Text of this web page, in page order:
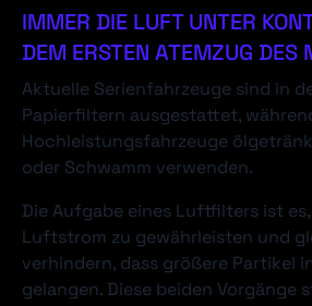
IMMER DIE LUFT UNTER
DEM ERSTEN ATEMZUG DES
Aktuelle Serienfahrzeuge sind in
Papierfiltern ausgestattet,
Hochleistungsfahrzeuge
oder Schwamm verwenden.
Die Aufgabe eines Luftfilters ist
Luftstrom zu gewährleisten und
verhindern, dass größere Partikel
gelangen. Diese beiden Vorgänge